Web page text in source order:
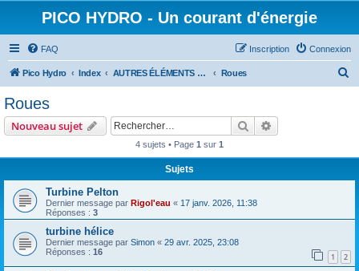
PICO HYDRO - Un courant d'énergie
FAQ Connexion
Inscription
Pico Hydro Index AUTRES ÉLÉMENTS CONSTITUTIFS D'UNE PICO-TURBINE Roues
Roues
Nouveau sujet Rechercher
4 sujets • Page 1 sur 1
Sujets
Turbine Pelton
Dernier message par Rigol'eau « 17 janv. 2026, 11:38
Réponses : 3
turbine hélice
Dernier message par Simon « 29 avr. 2025, 23:08
Réponses : 16 1 2